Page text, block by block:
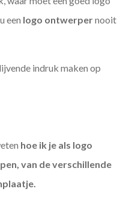
een logo ontwerpernooit
indruk maken op
hoe ik je als logo
van de verschillende